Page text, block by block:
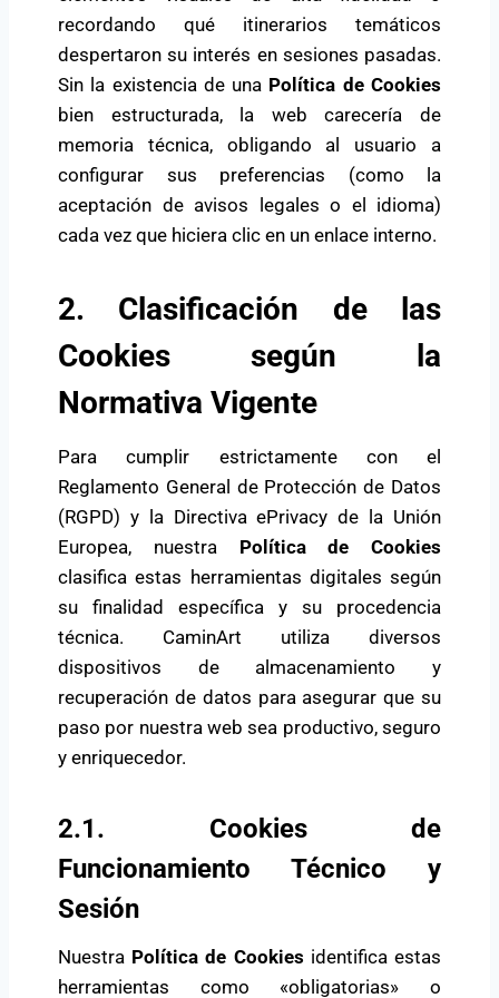
recordando qué itinerarios temáticos
despertaron su interés en sesiones pasadas.
Sin la existencia de una Política de Cookies
bien estructurada, la web carecería de
memoria técnica, obligando al usuario a
configurar sus preferencias (como la
aceptación de avisos legales o el idioma)
cada vez que hiciera clic en un enlace interno.
2. Clasificación de las
Cookies según la
Normativa Vigente
Para cumplir estrictamente con el
Reglamento General de Protección de Datos
(RGPD) y la Directiva ePrivacy de la Unión
Europea, nuestra Política de Cookies
clasifica estas herramientas digitales según
su finalidad específica y su procedencia
técnica. CaminArt utiliza diversos
dispositivos de almacenamiento y
recuperación de datos para asegurar que su
paso por nuestra web sea productivo, seguro
y enriquecedor.
2.1. Cookies de
Funcionamiento Técnico y
Sesión
Nuestra Política de Cookies identifica estas
herramientas como «obligatorias» o